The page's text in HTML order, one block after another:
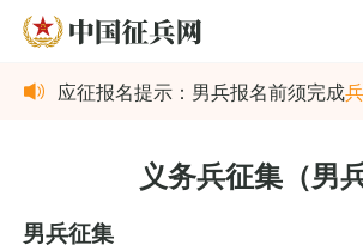
应征报名提示：男兵报名前须完成
义务兵征集（男兵
男兵征集